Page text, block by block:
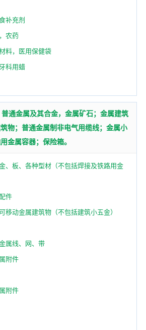
补充剂
农药
料，医用保健袋
科用蜡
普通金属及其合金，金属矿石；金属建筑
物；普通金属制非电气用缆线；金属小
金属容器；保险箱。
、板、各种型材（不包括焊接及铁路用金
件
移动金属建筑物（不包括建筑小五金）
属线、网、带
附件
附件